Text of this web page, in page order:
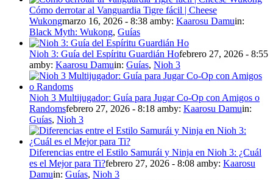
Cómo derrotar al Vanguardia Tigre fácil | Cheese
Wukongmarzo 16, 2026 - 8:38 amby: Kaarosu Damuin:
Black Myth: Wukong, Guías
Nioh 3: Guía del Espíritu Guardián Hofebrero 27, 2026 - 8:55
amby: Kaarosu Damuin: Guías, Nioh 3
Nioh 3 Multijugador: Guía para Jugar Co-Op con Amigos o
Randomsfebrero 27, 2026 - 8:18 amby: Kaarosu Damuin:
Guías, Nioh 3
Diferencias entre el Estilo Samurái y Ninja en Nioh 3: ¿Cuál
es el Mejor para Ti?febrero 27, 2026 - 8:08 amby: Kaarosu
Damuin: Guías, Nioh 3